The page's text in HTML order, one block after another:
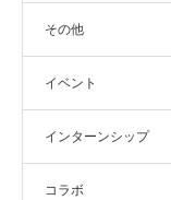
その他
イベント
インターンシップ
コラボ